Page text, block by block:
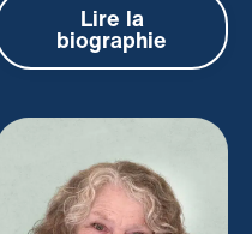
Lire la
biographie